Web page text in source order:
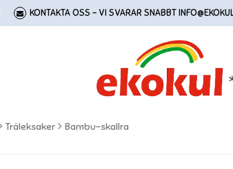
KONTAKTA OSS - VI SVARAR SNABBT
Träleksaker Bambu-skallra